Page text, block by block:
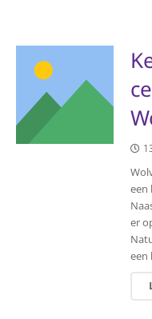
een
er
een